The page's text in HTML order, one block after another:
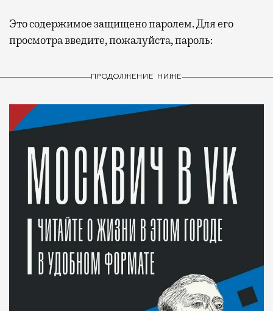
Это содержимое защищено паролем. Для его
просмотра введите, пожалуйста, пароль:
ПРОДОЛЖЕНИЕ НИЖЕ